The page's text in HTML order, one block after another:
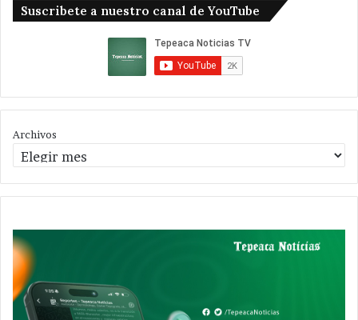
Suscribete a nuestro canal de YouTube
Archivos